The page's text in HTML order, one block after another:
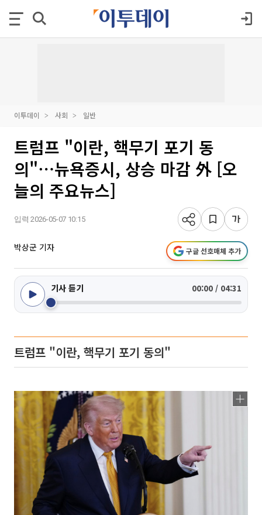
이투데이 사회 일반
트럼프 "이란, 핵무기 포기 동
의"⋯뉴욕증시, 상승 마감 外 [오
늘의 주요뉴스]
입력 2026-05-07 10:15
박상군 기자 구글 선호매체 추가
기사 듣기 00:00 / 04:31
트럼프 "이란, 핵무기 포기 동의"